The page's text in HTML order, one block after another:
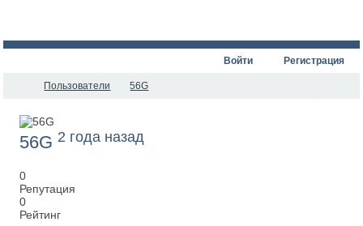
Войти Регистрация
Пользователи 56G
56G 2 года назад
0
Репутация
0
Рейтинг